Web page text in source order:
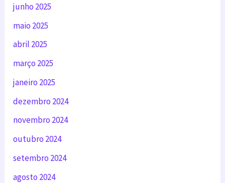
junho 2025
maio 2025
abril 2025
março 2025
janeiro 2025
dezembro 2024
novembro 2024
outubro 2024
setembro 2024
agosto 2024